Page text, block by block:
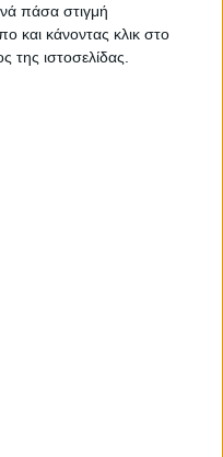
πάσα στιγμή
και κάνοντας κλικ στο
ιστοσελίδας.